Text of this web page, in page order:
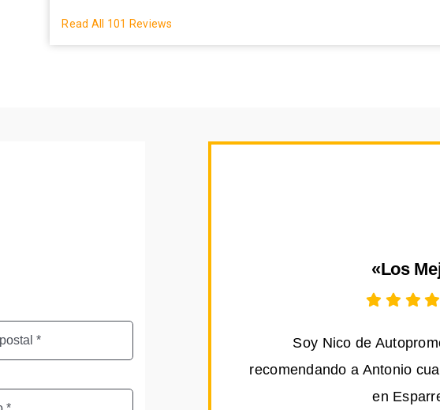
Read All 101 Reviews
«Los
Soy Nico de
recomendando a Antonio
en